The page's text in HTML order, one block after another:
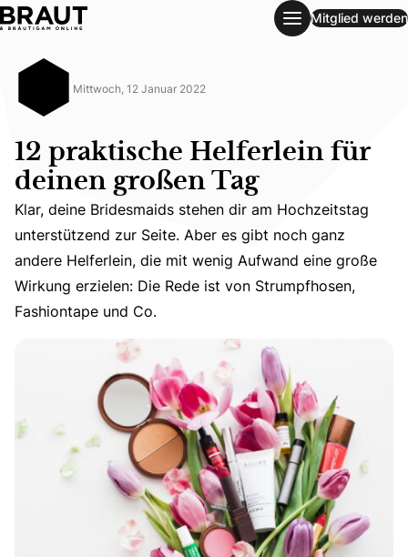
12 praktische Helferlein für deinen großen Tag
Mitglied werden
Mittwoch, 12 Januar 2022
12 praktische Helferlein für
deinen großen Tag
Klar, deine Bridesmaids stehen dir am Hochzeitstag
Klar, deine Bridesmaids stehen dir am Hochzeitstag
unterstützend zur Seite. Aber es gibt noch ganz
andere Helferlein, die mit wenig Aufwand eine große
Wirkung erzielen: Die Rede ist von Strumpfhosen,
Fashiontape und Co.